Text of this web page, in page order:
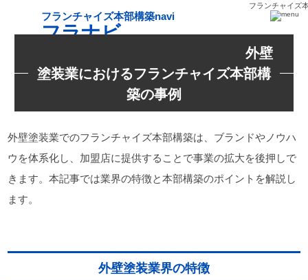
フランチャイズ本部構築navi
フラナビ
フランチャイズ
外壁
塗装業におけるフランチャイズ本部構
築の事例
外壁塗装業でのフランチャイズ本部構築は、ブランドやノウハ
ウを体系化し、加盟店に提供することで事業の拡大を後押しで
きます。本記事では業界の特徴と本部構築のポイントを解説し
ます。
外壁塗装業界の特徴